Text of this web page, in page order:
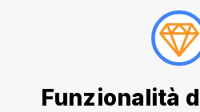
Funzionalità